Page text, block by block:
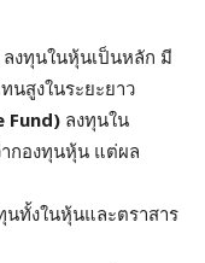
ลงทุนในหุ้นเป็นหลัก มี
นสูงในระยะยาว
Fund) ลงทุนใน
กองทุนหุ้น แต่ผล
นทั้งในหุ้นและตราสาร